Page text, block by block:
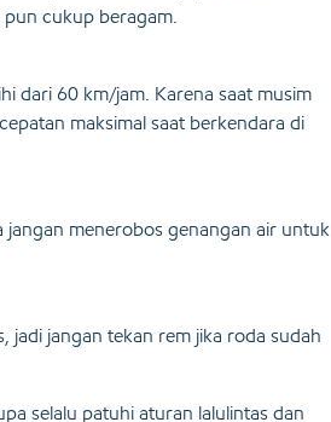
cukup beragam.
dari 60 km/jam. Karena saat musim
maksimal saat berkendara di
jangan menerobos genangan air untuk
jadi jangan tekan rem jika roda sudah
selalu patuhi aturan lalulintas dan